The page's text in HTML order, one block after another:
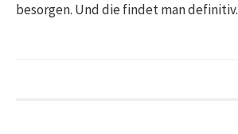
besorgen. Und die findet man definitiv.